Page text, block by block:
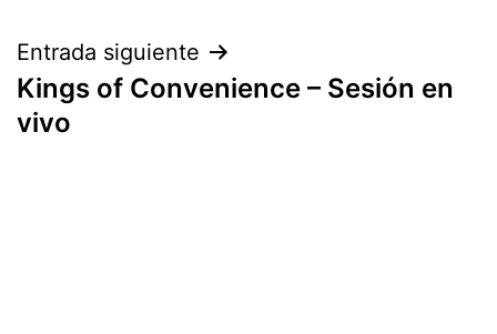
Entrada siguiente
Kings of Convenience – Sesión en
vivo